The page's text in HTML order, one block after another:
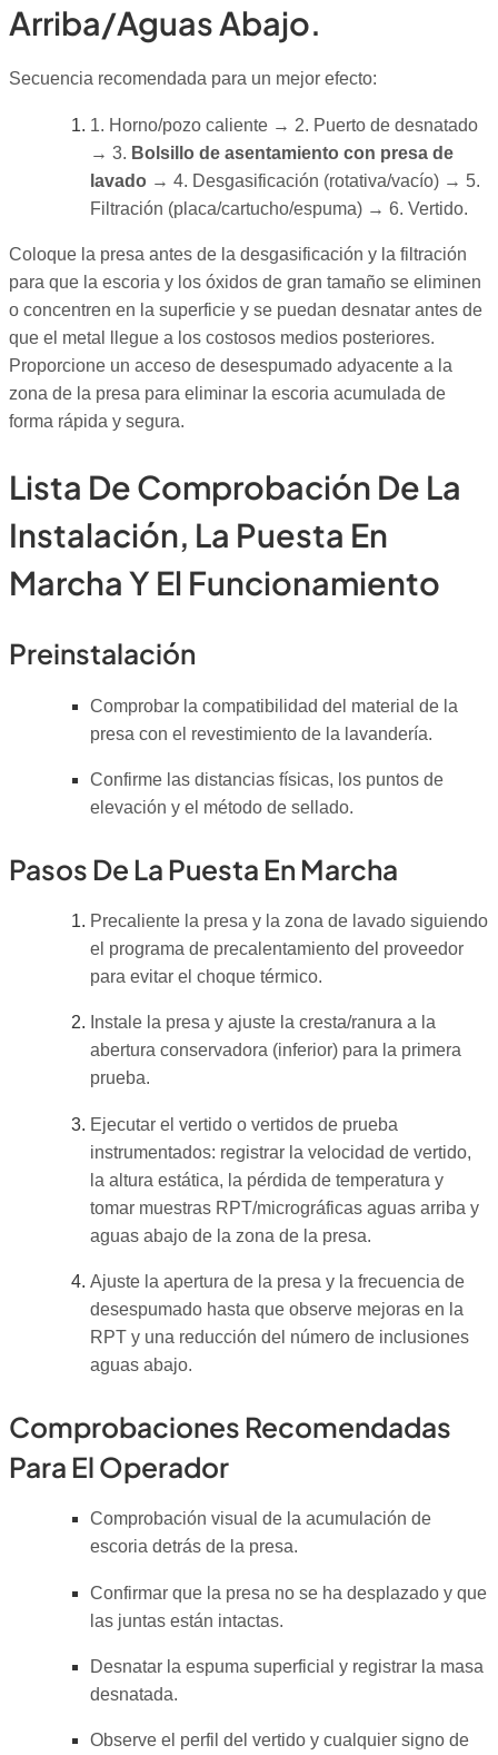
Arriba/aguas Abajo.
Secuencia recomendada para un mejor efecto:
1. Horno/pozo caliente → 2. Puerto de desnatado
→ 3. Bolsillo de asentamiento con presa de
lavado→ 4. Desgasificación (rotativa/vacío) → 5.
Filtración (placa/cartucho/espuma) → 6. Vertido.
Coloque la presa antes de la desgasificación y la filtración
para que la escoria y los óxidos de gran tamaño se eliminen
o concentren en la superficie y se puedan desnatar antes de
que el metal llegue a los costosos medios posteriores.
Proporcione un acceso de desespumado adyacente a la
zona de la presa para eliminar la escoria acumulada de
forma rápida y segura.
Lista De Comprobación De La
Instalación, La Puesta En
Marcha Y El Funcionamiento
Preinstalación
Comprobar la compatibilidad del material de la
presa con el revestimiento de la lavandería.
Confirme las distancias físicas, los puntos de
elevación y el método de sellado.
Pasos De La Puesta En Marcha
Precaliente la presa y la zona de lavado siguiendo
el programa de precalentamiento del proveedor
para evitar el choque térmico.
Instale la presa y ajuste la cresta/ranura a la
abertura conservadora (inferior) para la primera
prueba.
Ejecutar el vertido o vertidos de prueba
instrumentados: registrar la velocidad de vertido,
la altura estática, la pérdida de temperatura y
tomar muestras RPT/micrográficas aguas arriba y
aguas abajo de la zona de la presa.
Ajuste la apertura de la presa y la frecuencia de
desespumado hasta que observe mejoras en la
RPT y una reducción del número de inclusiones
aguas abajo.
Comprobaciones Recomendadas
Para El Operador
Comprobación visual de la acumulación de
escoria detrás de la presa.
Confirmar que la presa no se ha desplazado y que
las juntas están intactas.
Desnatar la espuma superficial y registrar la masa
desnatada.
Observe el perfil del vertido y cualquier signo de